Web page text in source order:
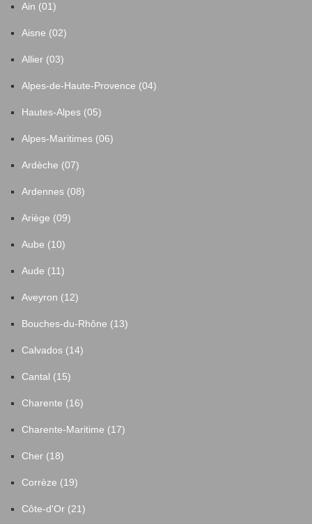
Ain (01)
Aisne (02)
Allier (03)
Alpes-de-Haute-Provence (04)
Hautes-Alpes (05)
Alpes-Maritimes (06)
Ardèche (07)
Ardennes (08)
Ariège (09)
Aube (10)
Aude (11)
Aveyron (12)
Bouches-du-Rhône (13)
Calvados (14)
Cantal (15)
Charente (16)
Charente-Maritime (17)
Cher (18)
Corrèze (19)
Côte-d'Or (21)